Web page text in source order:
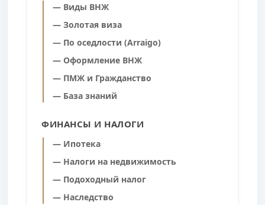
— Виды ВНЖ
— Золотая виза
— По оседлости (Arraigo)
— Оформление ВНЖ
— ПМЖ и Гражданство
— База знаний
ФИНАНСЫ И НАЛОГИ
— Ипотека
— Налоги на недвижимость
— Подоходный налог
— Наследство